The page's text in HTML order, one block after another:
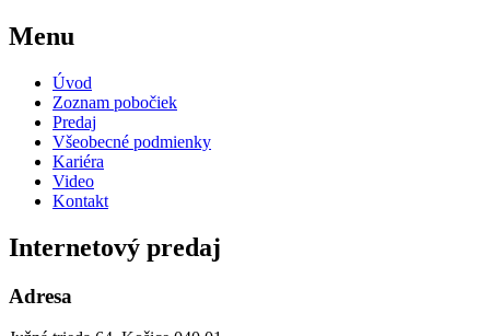
Menu
Úvod
Zoznam pobočiek
Predaj
Všeobecné podmienky
Kariéra
Video
Kontakt
Internetový predaj
Adresa